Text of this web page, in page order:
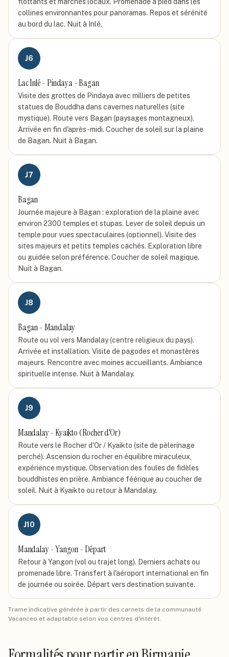
collines environnantes pour panoramas. Repos et sérénité
au bord du lac. Nuit à Inlé.
J6
Lac Inlé - Pindaya - Bagan
Visite des grottes de Pindaya avec milliers de petites
statues de Bouddha dans cavernes naturelles (site
mystique). Route vers Bagan (paysages montagneux).
Arrivée en fin d'après-midi. Coucher de soleil sur la plaine
de Bagan. Nuit à Bagan.
J7
Bagan
Journée majeure à Bagan : exploration de la plaine avec
environ 2300 temples et stupas. Lever de soleil depuis un
temple pour vues spectaculaires (optionnel). Visite des
sites majeurs et petits temples cachés. Exploration libre
ou guidée selon préférence. Coucher de soleil magique.
Nuit à Bagan.
J8
Bagan - Mandalay
Route ou vol vers Mandalay (centre religieux du pays).
Arrivée et installation. Visite de pagodes et monastères
majeurs. Rencontre avec moines accueillants. Ambiance
spirituelle intense. Nuit à Mandalay.
J9
Mandalay - Kyaikto (Rocher d'Or)
Route vers le Rocher d'Or / Kyaikto (site de pèlerinage
perché). Ascension du rocher en équilibre miraculeux,
expérience mystique. Observation des foules de fidèles
bouddhistes en prière. Ambiance féérique au coucher de
soleil. Nuit à Kyaikto ou retour à Mandalay.
J10
Mandalay - Yangon - Départ
Retour à Yangon (vol ou trajet long). Derniers achats ou
promenade libre. Transfert à l'aéroport international en fin
de journée ou soirée. Départ vers destination suivante.
Trame indicative générée à partir des carnets de la communauté
Vacanceo et adaptable selon vos centres d'intérêt.